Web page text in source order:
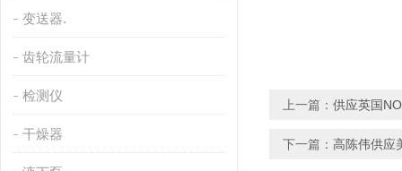
变送器.
齿轮流量计
检测仪
干燥器
上一篇： 供应英国
下一篇： 高陈伟供应